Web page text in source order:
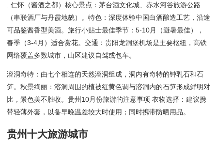
. 仁怀（酱酒之都）核心景点：茅台酒文化城、赤水河谷旅游公路
（串联酒厂与丹霞地貌）。特色：深度体验中国白酒酿造工艺，沿途
可品鉴酱香型美酒。旅行小贴士最佳季节：5-10月（避暑最佳），
春季（3-4月）适合赏花。交通：贵阳龙洞堡机场是主要枢纽，高铁
网络覆盖多数城市，山区建议自驾或包车。
溶洞奇特：由七个相连的天然溶洞组成，洞内有奇特的钟乳石和石
笋。秋景绚丽：溶洞周围的植被红黄色调与溶洞内的石笋形成鲜明对
比，景色美不胜收。贵州10月份旅游的注意事项 衣物选择：建议携
带轻薄外套，以备早晚温差较大时使用；同时携带防晒用品。
贵州十大旅游城市